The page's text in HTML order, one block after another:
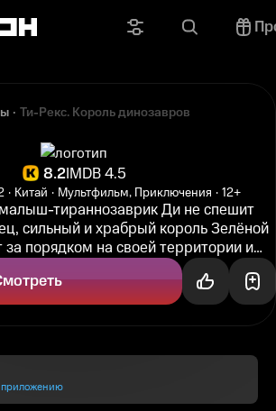
Ти-Рекс. Король динозавров
8.2IMDB 4.5
Китай Мультфильм, Приключения 12+
тираннозаврик Ди не спешит
сильный и храбрый король Зелёной
порядком на своей территории и